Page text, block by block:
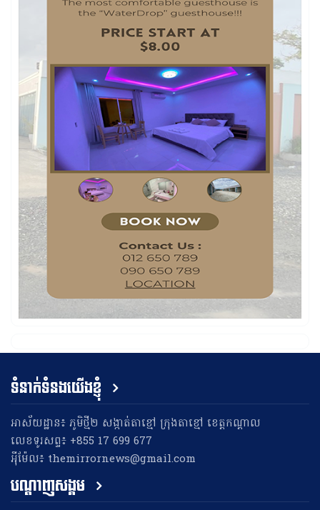
ទំនាក់ទំនងយើងខ្ញុំ
អាស័យដ្ឋាន៖ ភូមិថ្មី២ សង្កាត់តាខ្មៅ ក្រុងតាខ្មៅ ខេត្តកណ្តាល
លេខទូរសព្ទ៖ +855 17 699 677
អុីម៉ែល៖ themirrornews@gmail.com
បណ្តាញសង្គម